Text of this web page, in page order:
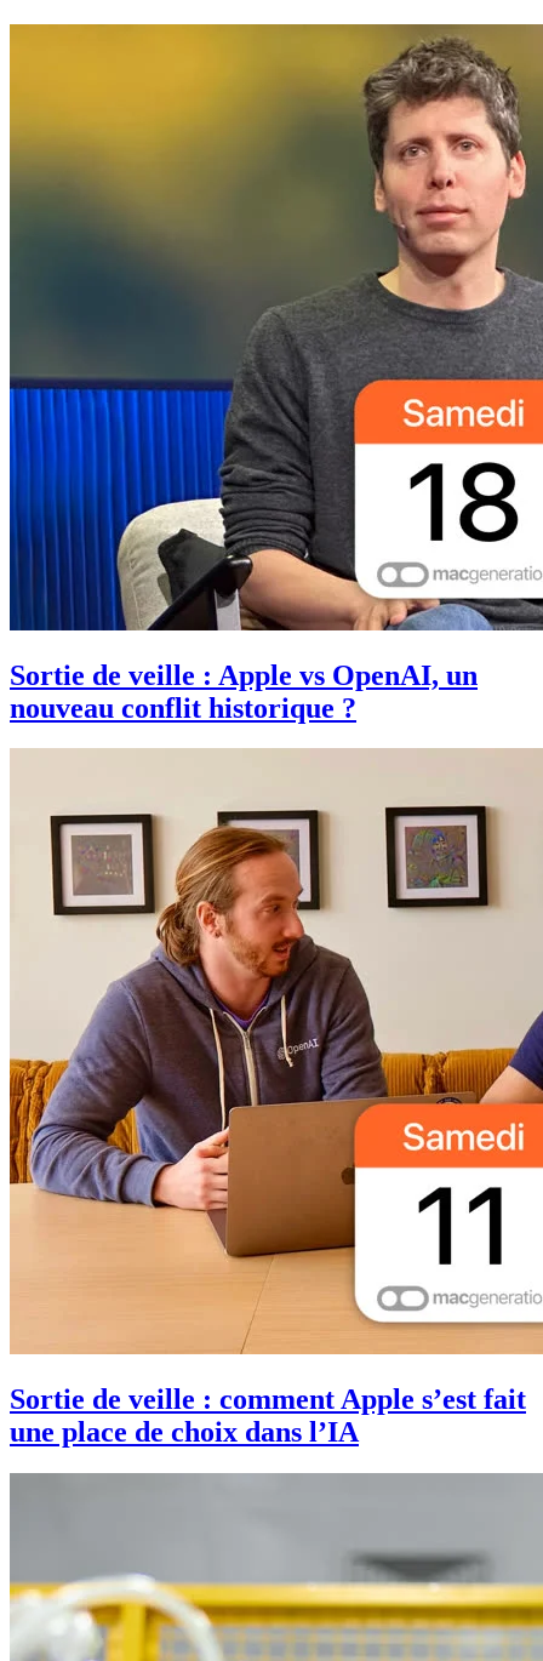
Sortie de veille : Apple vs OpenAI, un
nouveau conflit historique ?
Sortie de veille : comment Apple s’est fait
une place de choix dans l’IA